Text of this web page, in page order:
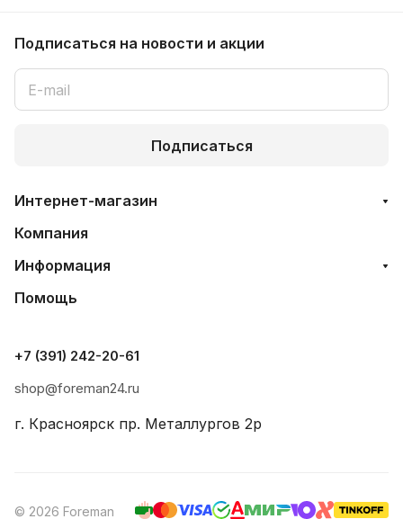
Подписаться на новости и акции
Подписаться
Интернет-магазин
Компания
Информация
Помощь
+7 (391) 242-20-61
shop@foreman24.ru
г. Красноярск пр. Металлургов 2р
© 2026 Foreman